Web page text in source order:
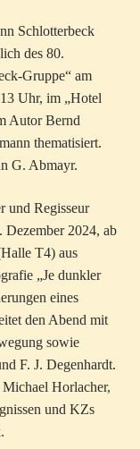
Schlotterbeck
des 80.
Gruppe“ am
Uhr, im „Hotel
Autor Bernd
thematisiert.
G. Abmayr.
und Regisseur
2024, ab
T4) aus
„Je dunkler
eines
den Abend mit
sowie
F. J. Degenhardt.
Horlacher,
und KZs